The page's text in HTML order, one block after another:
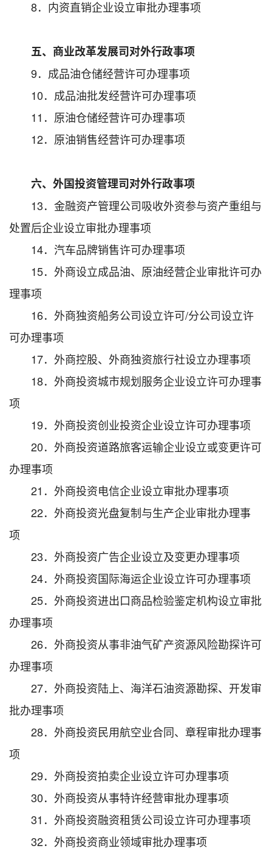
8．内资直销企业设立审批办理事项
五、商业改革发展司对外行政事项
9．成品油仓储经营许可办理事项
10．成品油批发经营许可办理事项
11．原油仓储经营许可办理事项
12．原油销售经营许可办理事项
六、外国投资管理司对外行政事项
13．金融资产管理公司吸收外资参与资产重组与
处置后企业设立审批办理事项
14．汽车品牌销售许可办理事项
15．外商设立成品油、原油经营企业审批许可办
理事项
16．外商独资船务公司设立许可/分公司设立许
可办理事项
17．外商控股、外商独资旅行社设立办理事项
18．外商投资城市规划服务企业设立许可办理事
项
19．外商投资创业投资企业设立许可办理事项
20．外商投资道路旅客运输企业设立或变更许可
办理事项
21．外商投资电信企业设立审批办理事项
22．外商投资光盘复制与生产企业审批办理事
项
23．外商投资广告企业设立及变更办理事项
24．外商投资国际海运企业设立许可办理事项
25．外商投资进出口商品检验鉴定机构设立审批
办理事项
26．外商投资从事非油气矿产资源风险勘探许可
办理事项
27．外商投资陆上、海洋石油资源勘探、开发审
批办理事项
28．外商投资民用航空业合同、章程审批办理事
项
29．外商投资拍卖企业设立许可办理事项
30．外商投资从事特许经营审批办理事项
31．外商投资融资租赁公司设立许可办理事项
32．外商投资商业领域审批办理事项